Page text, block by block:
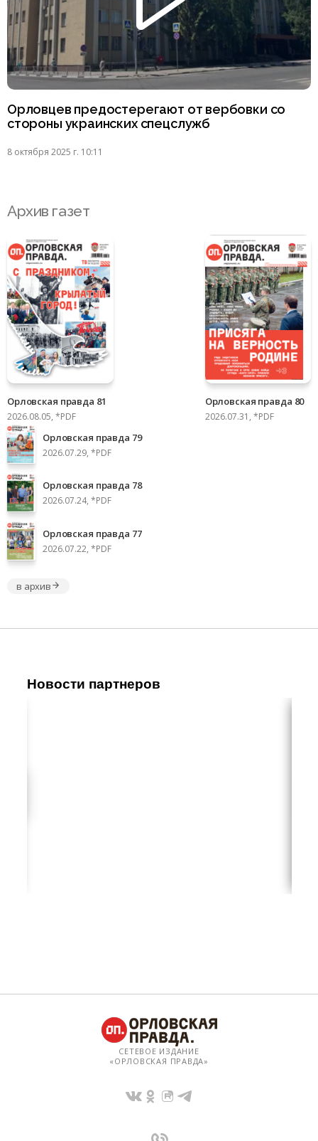
Орловцев предостерегают от вербовки со
стороны украинских спецслужб
8 октября 2025 г. 10:11
Архив газет
Орловская правда 81
2026.08.05, *PDF
Орловская правда 80
2026.07.31, *PDF
Орловская правда 79
2026.07.29, *PDF
Орловская правда 78
2026.07.24, *PDF
Орловская правда 77
2026.07.22, *PDF
в архив
Новости партнеров
СЕТЕВОЕ ИЗДАНИЕ
«ОРЛОВСКАЯ ПРАВДА»